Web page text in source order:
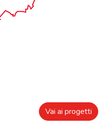
Vai ai progetti